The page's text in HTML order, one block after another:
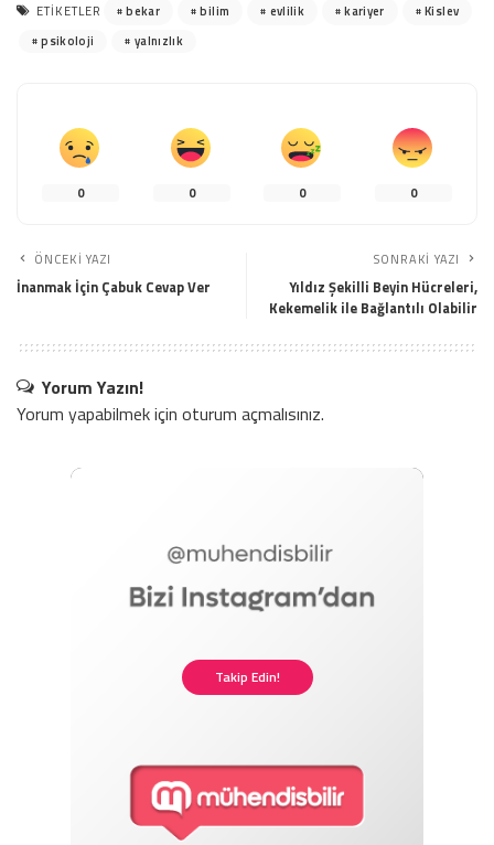
ETIKETLER bekar bilim evlilik kariyer
Kislev
psikoloji
yalnızlık
0 0 0 0
ÖNCEKI YAZI
İnanmak İçin Çabuk Cevap Ver
SONRAKI YAZI
Yıldız Şekilli Beyin Hücreleri,
Kekemelik ile Bağlantılı Olabilir
Yorum Yazın!
Yorum yapabilmek için oturum açmalısınız.
Takip Edin!